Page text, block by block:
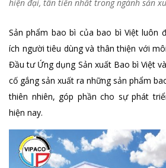
hiện đại, tân tiến nhất trong ngành sản
Sản phẩm bao bì của bao bì Việt luôn
ích người tiêu dùng và thân thiện với
Đầu tư Ứng dụng Sản xuất Bao bì Việt
cố gắng sản xuất ra những sản phẩm
thiên nhiên, góp phần cho sự phát
hiện nay.